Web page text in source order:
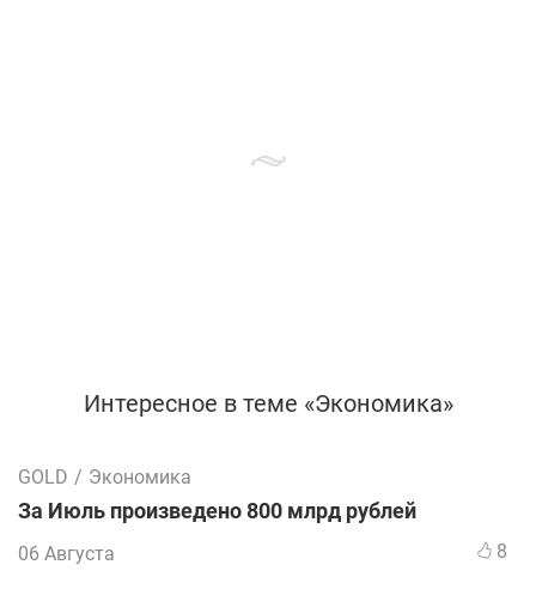
Интересное в теме «Экономика»
GOLD / Экономика
За Июль произведено 800 млрд рублей
06 Августа 8